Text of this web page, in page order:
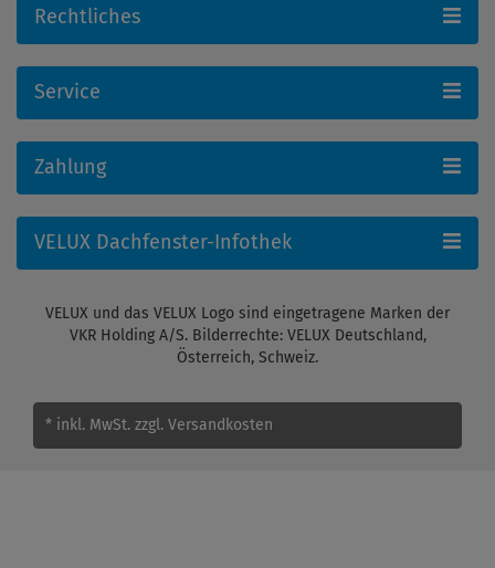
Rechtliches
Service
Zahlung
VELUX Dachfenster-Infothek
VELUX und das VELUX Logo sind eingetragene Marken der
VKR Holding A/S. Bilderrechte: VELUX Deutschland,
Österreich, Schweiz.
* inkl. MwSt. zzgl. Versandkosten